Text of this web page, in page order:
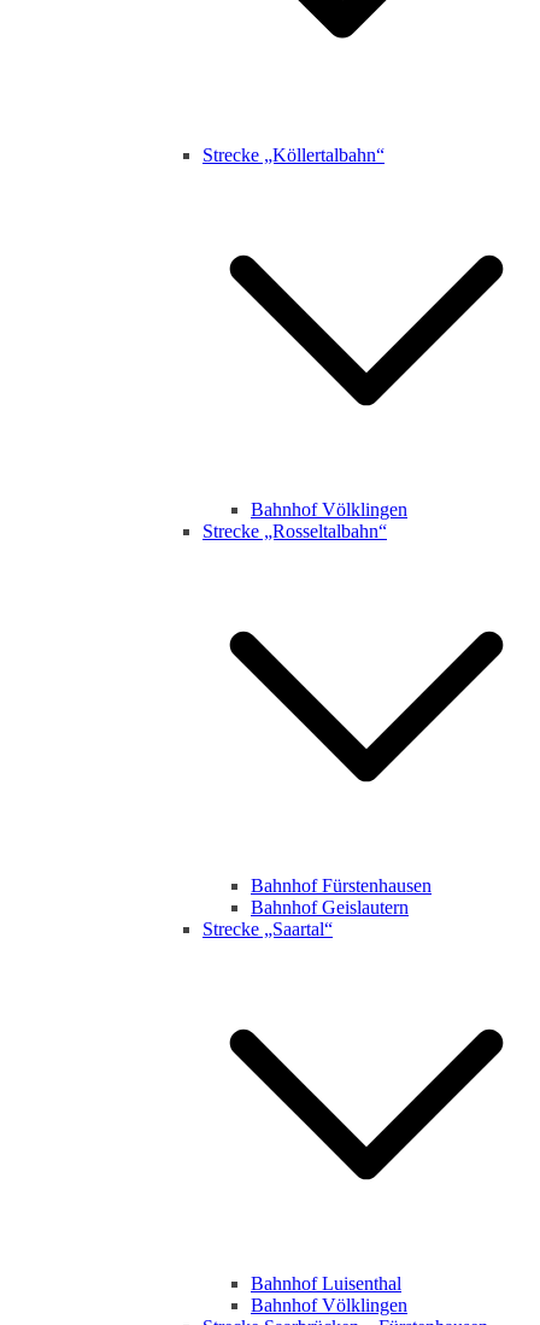
Strecke „Köllertalbahn“
Bahnhof Völklingen
Strecke „Rosseltalbahn“
Bahnhof Fürstenhausen
Bahnhof Geislautern
Strecke „Saartal“
Bahnhof Luisenthal
Bahnhof Völklingen